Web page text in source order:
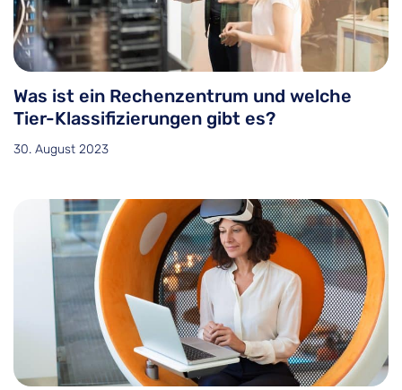
Was ist ein Rechenzentrum und welche
Tier-Klassifizierungen gibt es?
30. August 2023